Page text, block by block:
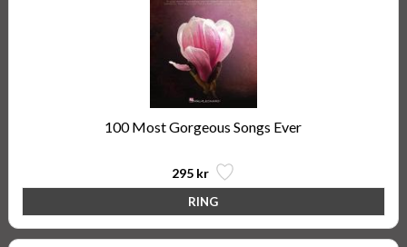
100 Most Gorgeous Songs Ever
295 kr